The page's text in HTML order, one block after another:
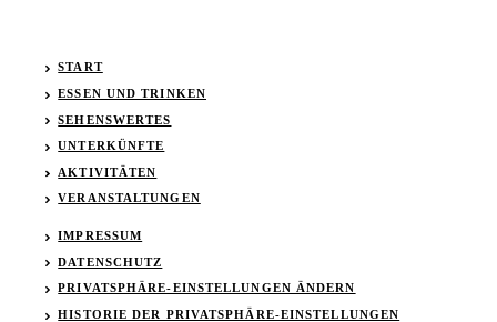
START
ESSEN UND TRINKEN
SEHENSWERTES
UNTERKÜNFTE
AKTIVITÄTEN
VERANSTALTUNGEN
IMPRESSUM
DATENSCHUTZ
PRIVATSPHÄRE-EINSTELLUNGEN ÄNDERN
HISTORIE DER PRIVATSPHÄRE-EINSTELLUNGEN